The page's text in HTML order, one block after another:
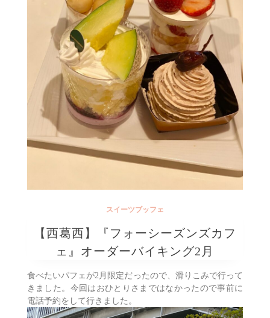
スイーツブッフェ
【西葛西】『フォーシーズンズカフ
ェ』オーダーバイキング2月
食べたいパフェが2月限定だったので、滑りこみで行って
きました。今回はおひとりさまではなかったので事前に
電話予約をして行きました。